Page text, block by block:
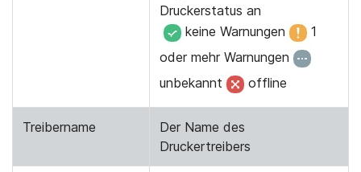
Druckerstatus an
keine Warnungen
1
oder mehr Warnungen
unbekannt
offline
Treibername
Der Name des
Druckertreibers